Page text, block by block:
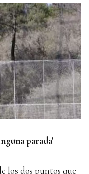
parada'
los dos puntos que